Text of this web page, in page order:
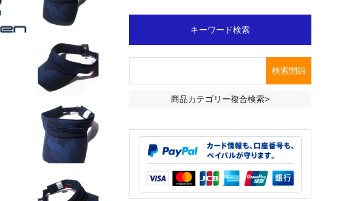
キーワード検索
商品カテゴリー複合検索>